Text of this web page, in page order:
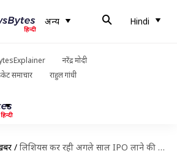
अन्य Hindi
नरेंद्र मोदी
समाचार राहुल गांधी
/ लिशियस कर रही अगले साल IPO लाने की तैयारी, 170 अरब रुपये होगा मूल्यांकन